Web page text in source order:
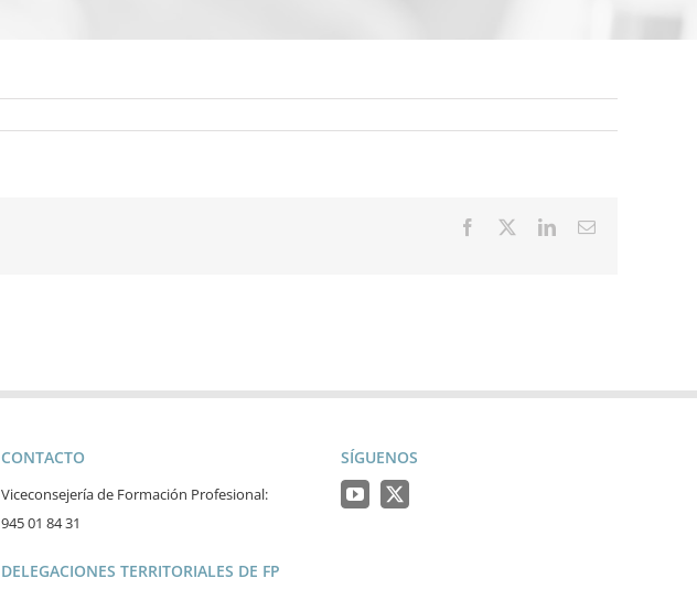
Facebook LinkedInCorreo
CONTACTO
Viceconsejería de Formación Profesional:
945 01 84 31
DELEGACIONES TERRITORIALES DE FP
SÍGUENOS